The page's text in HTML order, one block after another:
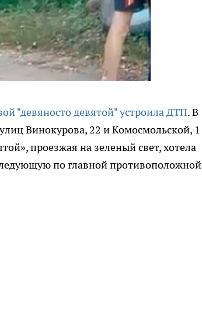
"девяносто девятой" устроила ДТП. В
Винокурова, 22 и Комосмольской, 1
проезжая на зеленый свет, хотела
по главной противоположной